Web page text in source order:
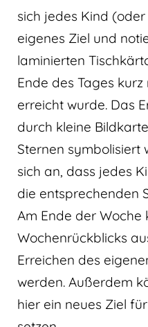
sich jedes Kind
eigenes Ziel und
laminierten
Ende des Tages
erreicht wurde. Das
durch kleine
Sternen symbolisiert
sich an, dass jedes
die entsprechenden
Am Ende der Woche
Wochenrückblicks
Erreichen des
werden. Außerdem
hier ein neues Ziel